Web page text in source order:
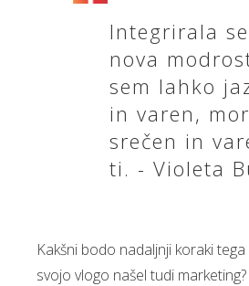
Integrirala
nova
sem lahko
in varen,
srečen in
ti. - Violeta
Kakšni bodo nadaljnji koraki
svojo vlogo našel tudi marketing?